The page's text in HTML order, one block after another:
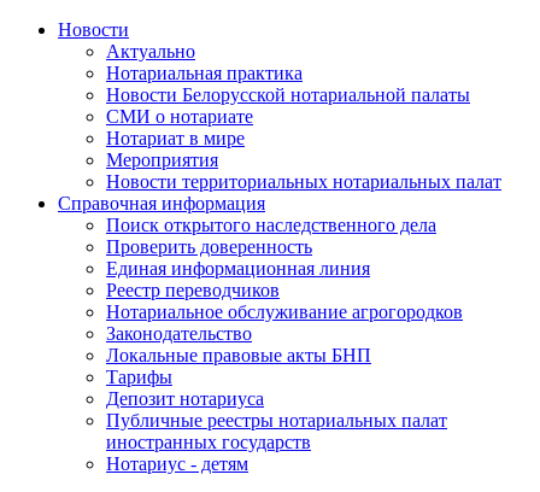
Новости
Актуально
Нотариальная практика
Новости Белорусской нотариальной палаты
СМИ о нотариате
Нотариат в мире
Мероприятия
Новости территориальных нотариальных палат
Справочная информация
Поиск открытого наследственного дела
Проверить доверенность
Единая информационная линия
Реестр переводчиков
Нотариальное обслуживание агрогородков
Законодательство
Локальные правовые акты БНП
Тарифы
Депозит нотариуса
Публичные реестры нотариальных палат
иностранных государств
Нотариус - детям